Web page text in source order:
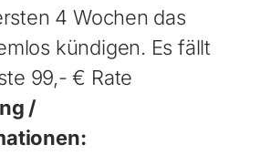
4 Wochen das
kündigen. Es fällt
99,- € Rate
/